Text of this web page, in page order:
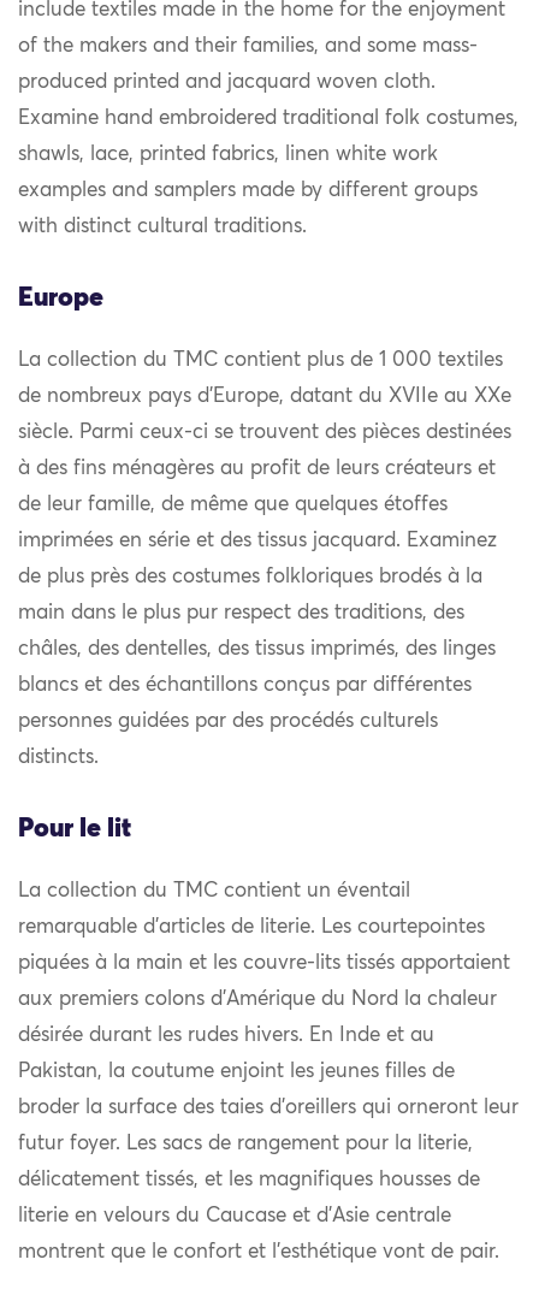
include textiles made in the home for the enjoyment
of the makers and their families, and some mass-
produced printed and jacquard woven cloth.
Examine hand embroidered traditional folk costumes,
shawls, lace, printed fabrics, linen white work
examples and samplers made by different groups
with distinct cultural traditions.
Europe
La collection du TMC contient plus de 1 000 textiles
de nombreux pays d’Europe, datant du XVIIe au XXe
siècle. Parmi ceux-ci se trouvent des pièces destinées
à des fins ménagères au profit de leurs créateurs et
de leur famille, de même que quelques étoffes
imprimées en série et des tissus jacquard. Examinez
de plus près des costumes folkloriques brodés à la
main dans le plus pur respect des traditions, des
châles, des dentelles, des tissus imprimés, des linges
blancs et des échantillons conçus par différentes
personnes guidées par des procédés culturels
distincts.
Pour le lit
La collection du TMC contient un éventail
remarquable d’articles de literie. Les courtepointes
piquées à la main et les couvre-lits tissés apportaient
aux premiers colons d’Amérique du Nord la chaleur
désirée durant les rudes hivers. En Inde et au
Pakistan, la coutume enjoint les jeunes filles de
broder la surface des taies d’oreillers qui orneront leur
futur foyer. Les sacs de rangement pour la literie,
délicatement tissés, et les magnifiques housses de
literie en velours du Caucase et d’Asie centrale
montrent que le confort et l’esthétique vont de pair.